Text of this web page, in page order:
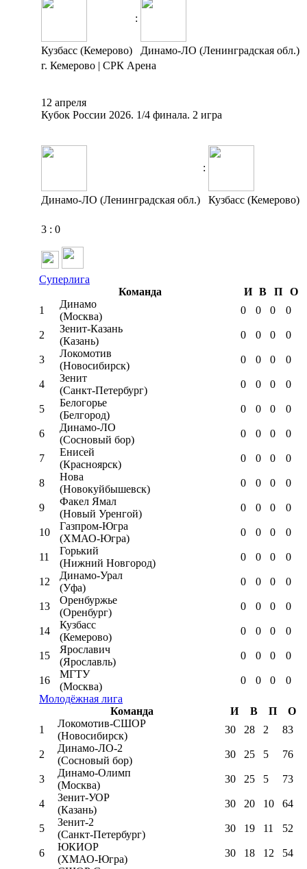
:
Кузбасс (Кемерово)
Динамо-ЛО (Ленинградская обл.)
г. Кемерово | СРК Арена
12 апреля
Кубок России 2026. 1/4 финала. 2 игра
:
Динамо-ЛО (Ленинградская обл.) Кузбасс (Кемерово)
3 : 0
Суперлига
Команда
И В П
О
1
Динамо
(Москва)
0 0 0 0
2
Зенит-Казань
(Казань)
0 0 0 0
3
Локомотив
(Новосибирск)
0 0 0 0
4
Зенит
(Санкт-Петербург)
0 0 0 0
5
Белогорье
(Белгород)
0 0 0 0
6
Динамо-ЛО
(Сосновый бор)
0 0 0 0
7
Енисей
(Красноярск)
0 0 0 0
8
Нова
(Новокуйбышевск)
0 0 0 0
9
Факел Ямал
(Новый Уренгой)
0 0 0 0
10
Газпром-Югра
(ХМАО-Югра)
0 0 0 0
11
Горький
(Нижний Новгород)
0 0 0 0
12
Динамо-Урал
(Уфа)
0 0 0 0
13
Оренбуржье
(Оренбург)
0 0 0 0
14
Кузбасс
(Кемерово)
0 0 0 0
15
Ярославич
(Ярославль)
0 0 0 0
16
МГТУ
(Москва)
0 0 0
0
Молодёжная лига
Команда
И В П
О
1
Локомотив-CШОР
(Новосибирск)
30 28 2 83
2
Динамо-ЛО-2
(Сосновый бор)
30 25 5 76
3
Динамо-Олимп
(Москва)
30 25 5 73
4
Зенит-УОР
(Казань)
30 20 10 64
5
Зенит-2
(Санкт-Петербург)
30 19 11 52
6
ЮКИОР
(ХМАО-Югра)
30 18 12 54